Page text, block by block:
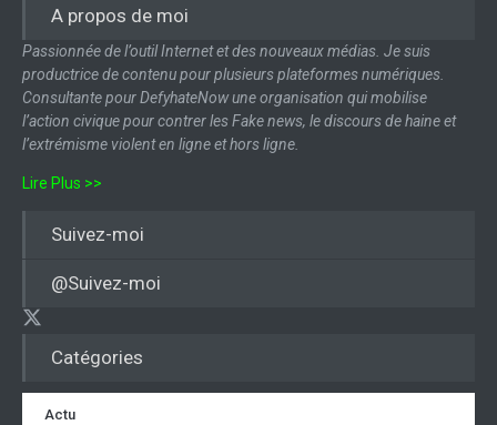
Catégories
Actu
A propos de moi
Passionnée de l’outil Internet et des nouveaux médias. Je suis
productrice de contenu pour plusieurs plateformes numériques.
Consultante pour DefyhateNow une organisation qui mobilise
l’action civique pour contrer les Fake news, le discours de haine et
l’extrémisme violent en ligne et hors ligne.
Lire Plus >>
Suivez-moi
@Suivez-moi